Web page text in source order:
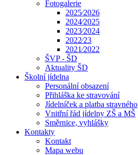
Fotogalerie
2025⁄2026
2024⁄2025
2023⁄2024
2022⁄23
2021⁄2022
ŠVP - ŠD
Aktuality ŠD
Školní jídelna
Personální obsazení
Přihláška ke stravování
Jídelníček a platba stravného
Vnitřní řád jídelny ZŠ a MŠ
Směrnice, vyhlášky
Kontakty
Kontakt
Mapa webu